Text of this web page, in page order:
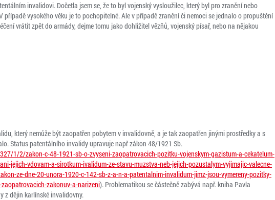
invalidovi. Dočetla jsem se, že to byl vojenský vysloužilec, který byl pro zranění nebo
vysokého věku je to pochopitelné. Ale v případě zranění či nemoci se jednalo o propuštění
vrátit zpět do armády, dejme tomu jako dohližitel vězňů, vojenský písař, nebo na nějakou
který nemůže být zaopatřen pobytem v invalidovně, a je tak zaopatřen jinými prostředky a s
Status patentálního invalidy upravuje např zákon 48/1921 Sb.
1/2/zakon-c-48-1921-sb-o-zvyseni-zaopatrovacich-pozitku-vojenskym-gazistum-a-cekatelum-
jejich-vdovam-a-sirotkum-ivalidum-ze-stavu-muzstva-neb-jejich-pozustalym-vyjimajic-valecne-
ze-dne-20-unora-1920-c-142-sb-z-a-n-a-patentalnim-invalidum-jimz-jsou-vymereny-pozitky-
zakonuv-a-narizeni). Problematikou se částečně zabývá např. kniha Pavla
z dějin karlínské invalidovny.